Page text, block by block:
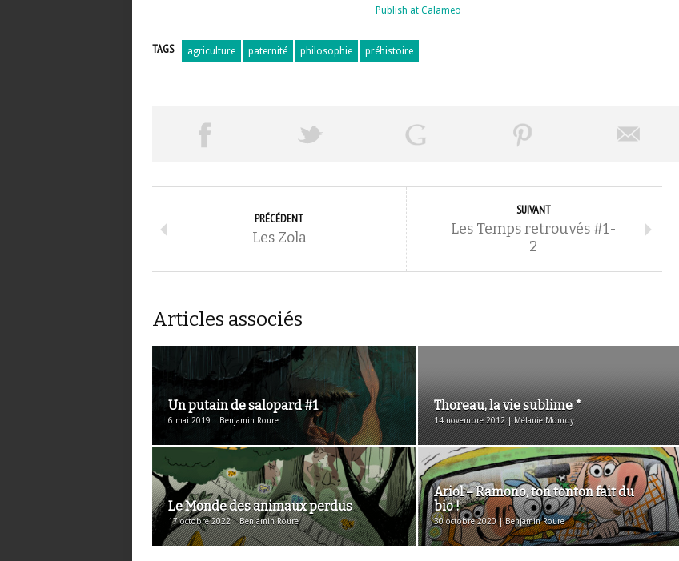
Publish at Calameo
TAGS agriculture paternité philosophie préhistoire
PRÉCÉDENT
Les Zola
SUIVANT
Les Temps retrouvés #1-
2
Articles associés
Un putain de salopard #1
6 mai 2019 | Benjamin Roure
Thoreau, la vie sublime *
14 novembre 2012 | Mélanie Monroy
Le Monde des animaux perdus
17 octobre 2022 | Benjamin Roure
Ariol – Ramono, ton tonton fait du
bio !
30 octobre 2020 | Benjamin Roure